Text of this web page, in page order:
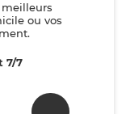
meilleurs
ou vos
7/7